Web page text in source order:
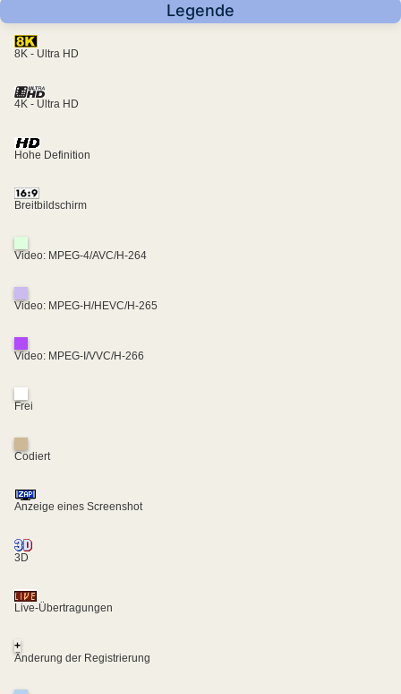
Legende
8K - Ultra HD
4K - Ultra HD
Hohe Definition
Breitbildschirm
Video: MPEG-4/AVC/H-264
Video: MPEG-H/HEVC/H-265
Video: MPEG-I/VVC/H-266
Frei
Codiert
Anzeige eines Screenshot
3D
Live-Übertragungen
+
Änderung der Registrierung